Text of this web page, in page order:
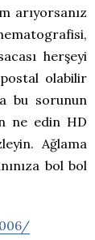
arıyorsanız
herşeyi
olabilir
bu sorunun
ne edin HD
Ağlama
bol bol